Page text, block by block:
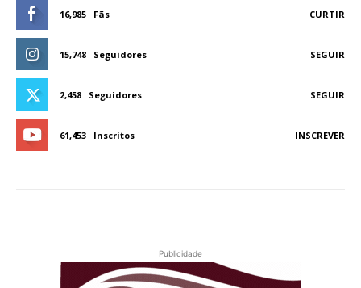
16,985 Fãs CURTIR
15,748 Seguidores SEGUIR
2,458 Seguidores SEGUIR
61,453 Inscritos INSCREVER
Publicidade